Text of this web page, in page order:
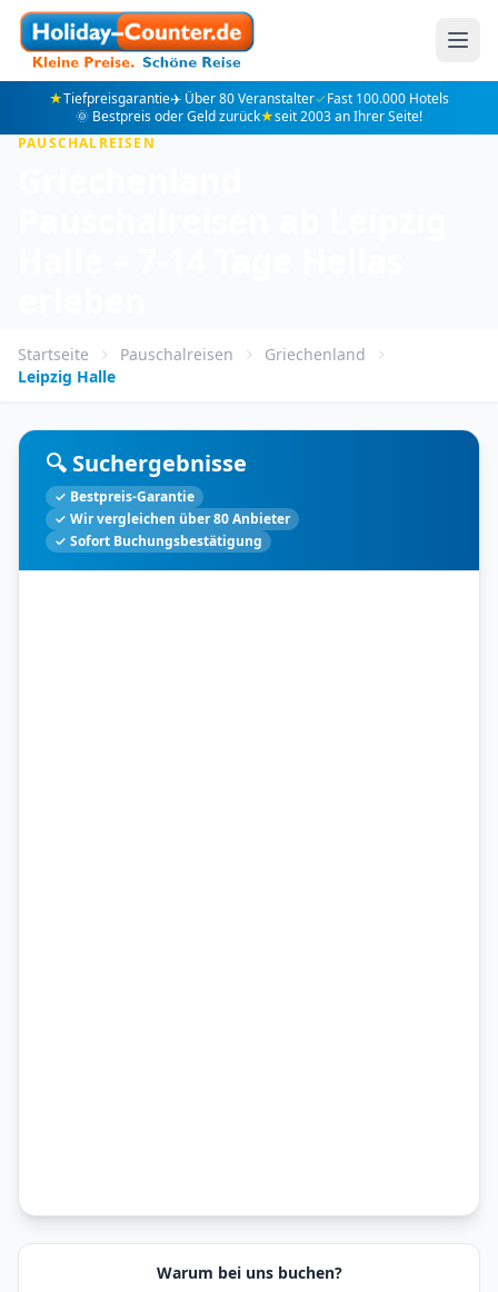
★Tiefpreisgarantie✈️ Über 80 Veranstalter✓Fast 100.000 Hotels
🌞 Bestpreis oder Geld zurück★seit 2003 an Ihrer Seite!
PAUSCHALREISEN
Startseite Pauschalreisen
Griechenland
Leipzig Halle
🔍 Suchergebnisse
✓ Bestpreis-Garantie
✓ Wir vergleichen über 80 Anbieter
✓ Sofort Buchungsbestätigung
Warum bei uns buchen?